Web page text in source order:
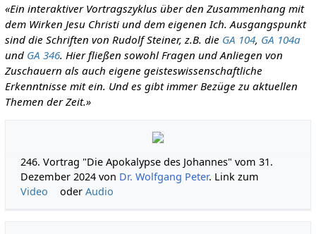
«Ein interaktiver Vortragszyklus über den Zusammenhang mit
dem Wirken Jesu Christi und dem eigenen Ich. Ausgangspunkt
sind die Schriften von Rudolf Steiner, z.B. die GA 104, GA 104a
und GA 346. Hier fließen sowohl Fragen und Anliegen von
Zuschauern als auch eigene geisteswissenschaftliche
Erkenntnisse mit ein. Und es gibt immer Bezüge zu aktuellen
Themen der Zeit.»
246. Vortrag "Die Apokalypse des Johannes" vom 31.
Dezember 2024 von Dr. Wolfgang Peter. Link zum
Video
oderAudio